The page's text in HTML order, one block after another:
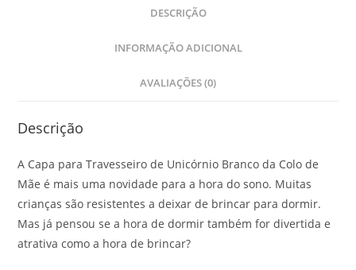
DESCRIÇÃO
INFORMAÇÃO ADICIONAL
AVALIAÇÕES (0)
Descrição
A Capa para Travesseiro de Unicórnio Branco da Colo de
Mãe é mais uma novidade para a hora do sono. Muitas
crianças são resistentes a deixar de brincar para dormir.
Mas já pensou se a hora de dormir também for divertida e
atrativa como a hora de brincar?